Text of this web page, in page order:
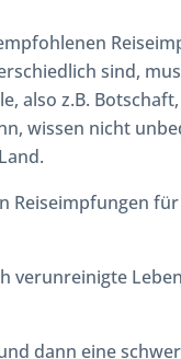
sind,
also z.B.
wissen nicht
für
verunreinigte
dann eine